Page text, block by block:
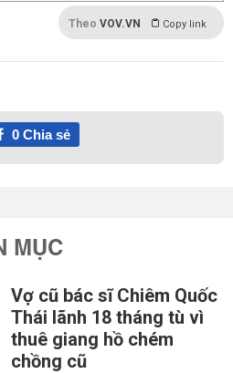
Theo VOV.VN Copy link
0Chia sẻ
MỤC
Vợ cũ bác sĩ Chiêm Quốc
Thái lãnh 18 tháng tù vì
thuê giang hồ chém
chồng cũ